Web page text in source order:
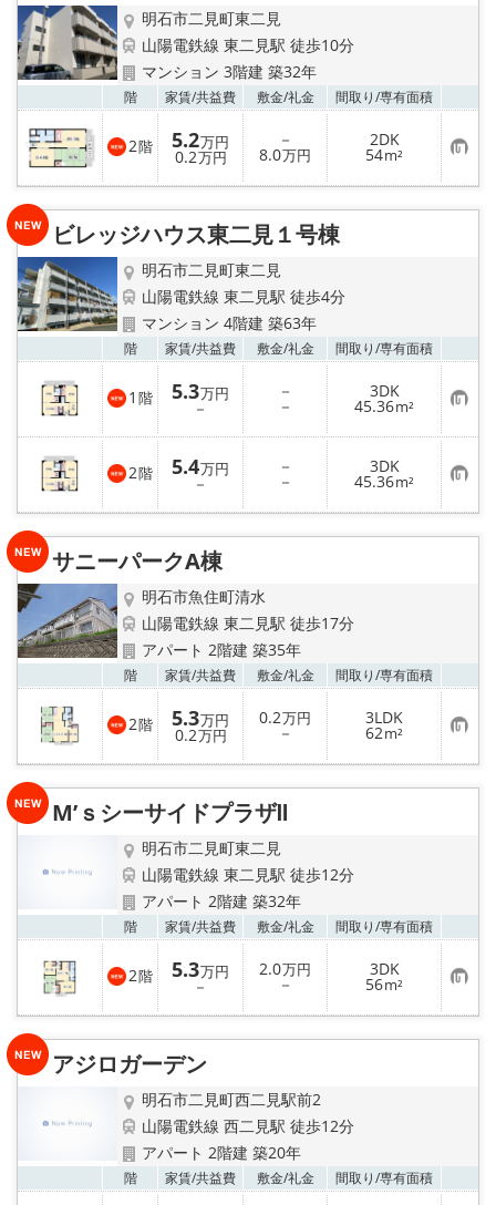
明石市二見町東二見
山陽電鉄線 東二見駅 徒歩10分
マンション 3階建 築32年
階 家賃/共益費 敷金/礼金 間取り/専有面積
2階 5.2万円
0.2万円
－
8.0万円
2DK
54m² お
気
に
り
ビレッジハウス東二見１号棟
明石市二見町東二見
山陽電鉄線 東二見駅 徒歩4分
マンション 4階建 築63年
階 家賃/共益費 敷金/礼金 間取り/専有面積
1 階 5.3万円
－
－
－
3DK
45.36m² お
気
に
入
り
登
録
2階 5.4万円
－
－
－
3DK
45.36m² お
気
に
り
サニーパークA棟
明石市魚住町清水
山陽電鉄線 東二見駅 徒歩17分
アパート 2階建 築35年
階 家賃/共益費 敷金/礼金 間取り/専有面積
2階 5.3万円
0.2万円
0.2万円
－
3LDK
62m² お
気
に
り
M’ｓシーサイドプラザⅡ
明石市二見町東二見
山陽電鉄線 東二見駅 徒歩12分
アパート 2階建 築32年
階 家賃/共益費 敷金/礼金 間取り/専有面積
2階 5.3万円
－
2.0万円
－
3DK
56m² お
気
に
り
アジロガーデン
明石市二見町西二見駅前2
山陽電鉄線 西二見駅 徒歩12分
アパート 2階建 築20年
階 家賃/共益費 敷金/礼金 間取り/専有面積